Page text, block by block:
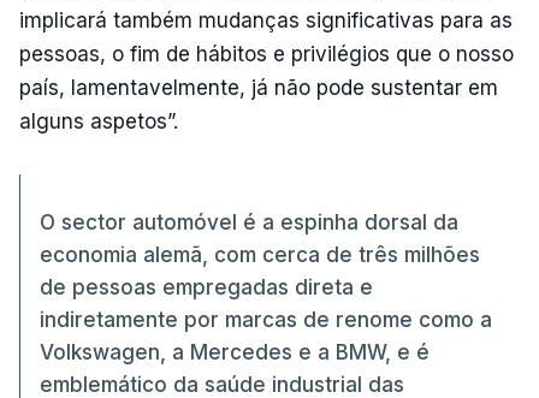
implicará também mudanças significativas para as
pessoas, o fim de hábitos e privilégios que o nosso
país, lamentavelmente, já não pode sustentar em
alguns aspetos”.
O sector automóvel é a espinha dorsal da
economia alemã, com cerca de três milhões
de pessoas empregadas direta e
indiretamente por marcas de renome como a
Volkswagen, a Mercedes e a BMW, e é
emblemático da saúde industrial das